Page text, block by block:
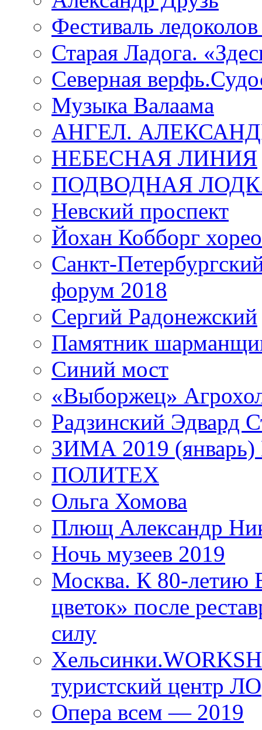
Фестиваль
Старая Ладога.
Северная
Музыка Валаама
АНГЕЛ.
НЕБЕСНАЯ ЛИНИЯ
ПОДВОДНАЯ
Невский проспект
Йохан Кобборг
Санкт-
форум 2018
Сергий Радонежский
Памятник
Синий мост
«Выборжец»
Радзинский Эдвард
ЗИМА 2019 (январь)
ПОЛИТЕХ
Ольга Хомова
Плющ Александр
Ночь музеев 2019
Москва. К 80-
цветок» после
силу
туристский центр ЛО
Опера всем — 2019